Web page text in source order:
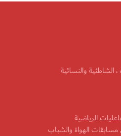
الشاطئية والنسائية
الرياضية
الهواة والشباب